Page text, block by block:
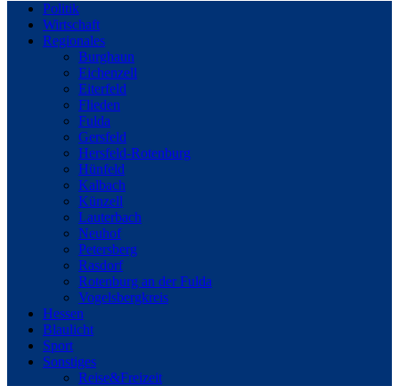
Politik
Wirtschaft
Regionales
Burghaun
Eichenzell
Eiterfeld
Flieden
Fulda
Gersfeld
Hersfeld-Rotenburg
Hünfeld
Kalbach
Künzell
Lauterbach
Neuhof
Petersberg
Rasdorf
Rotenburg an der Fulda
Vogelsbergkreis
Hessen
Blaulicht
Sport
Sonstiges
Reise&Freizeit